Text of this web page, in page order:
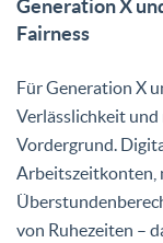
Generation X
Fairness
Für Generation X
Verlässlichkeit und
Vordergrund.
Arbeitszeitkonten,
von Ruhezeiten –